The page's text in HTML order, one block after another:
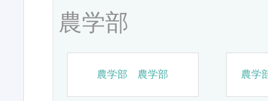
農学部
農学部 農学部 農学